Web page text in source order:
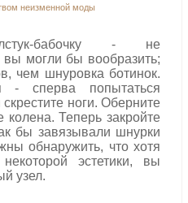
неизменной моды
бабочку - не
могли бы вообразить;
чем шнуровка ботинок.
- сперва попытаться
ноги. Оберните
колена. Теперь закройте
бы завязывали шнурки
обнаружить, что хотя
эстетики, вы
узел.